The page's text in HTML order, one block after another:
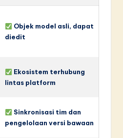
Objek model asli, dapat
diedit
Ekosistem terhubung
lintas platform
Sinkronisasi tim dan
pengelolaan versi bawaan